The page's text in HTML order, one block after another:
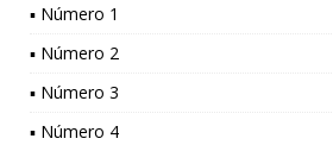
▪ Número 1
▪ Número 2
▪ Número 3
▪ Número 4